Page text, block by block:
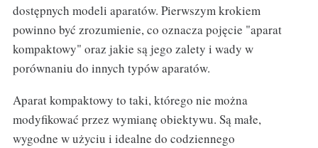
dostępnych modeli aparatów. Pierwszym krokiem
powinno być zrozumienie, co oznacza pojęcie "aparat
kompaktowy" oraz jakie są jego zalety i wady w
porównaniu do innych typów aparatów.
Aparat kompaktowy to taki, którego nie można
modyfikować przez wymianę obiektywu. Są małe,
wygodne w użyciu i idealne do codziennego